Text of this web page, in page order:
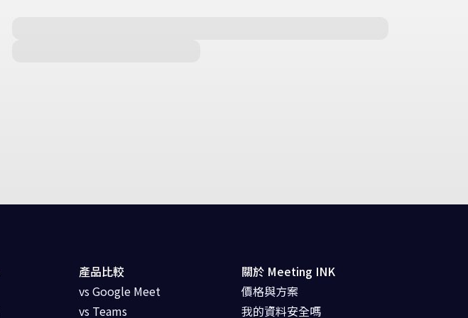
產品比較
vs Google Meet
vs Teams
關於 Meeting INK
價格與方案
我的資料安全嗎